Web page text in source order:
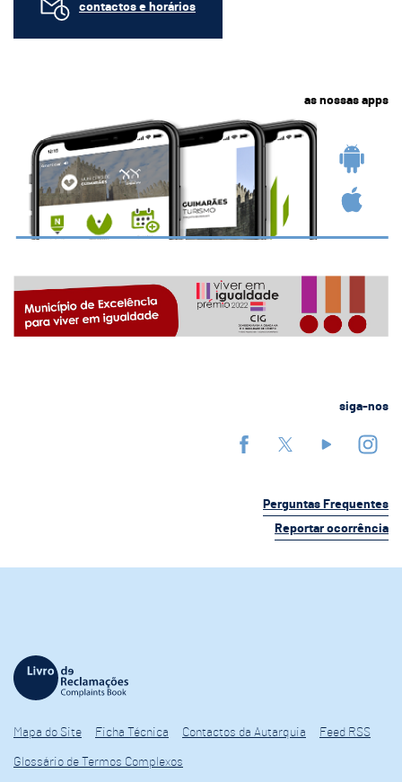
contactos e horários
as nossas apps
siga-nos
Perguntas Frequentes
Reportar ocorrência
Mapa do Site Ficha Técnica Contactos da Autarquia Feed RSS
Glossário de Termos Complexos